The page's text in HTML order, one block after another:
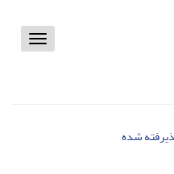
Toggle
شده